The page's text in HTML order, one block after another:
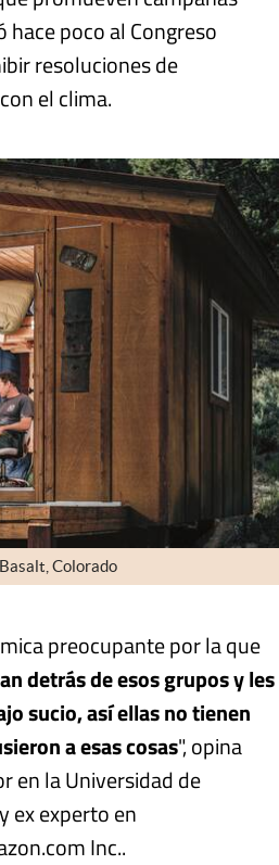
poco al Congreso
resoluciones de
el clima.
Colorado
preocupante por la que
detrás de esos grupos y les
sucio, así ellas no tienen
a esas cosas", opina
en la Universidad de
ex experto en
Inc..